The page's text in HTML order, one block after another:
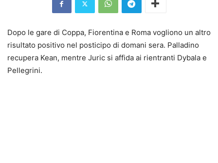
Dopo le gare di Coppa, Fiorentina e Roma vogliono un altro
risultato positivo nel posticipo di domani sera. Palladino
recupera Kean, mentre Juric si affida ai rientranti Dybala e
Pellegrini.